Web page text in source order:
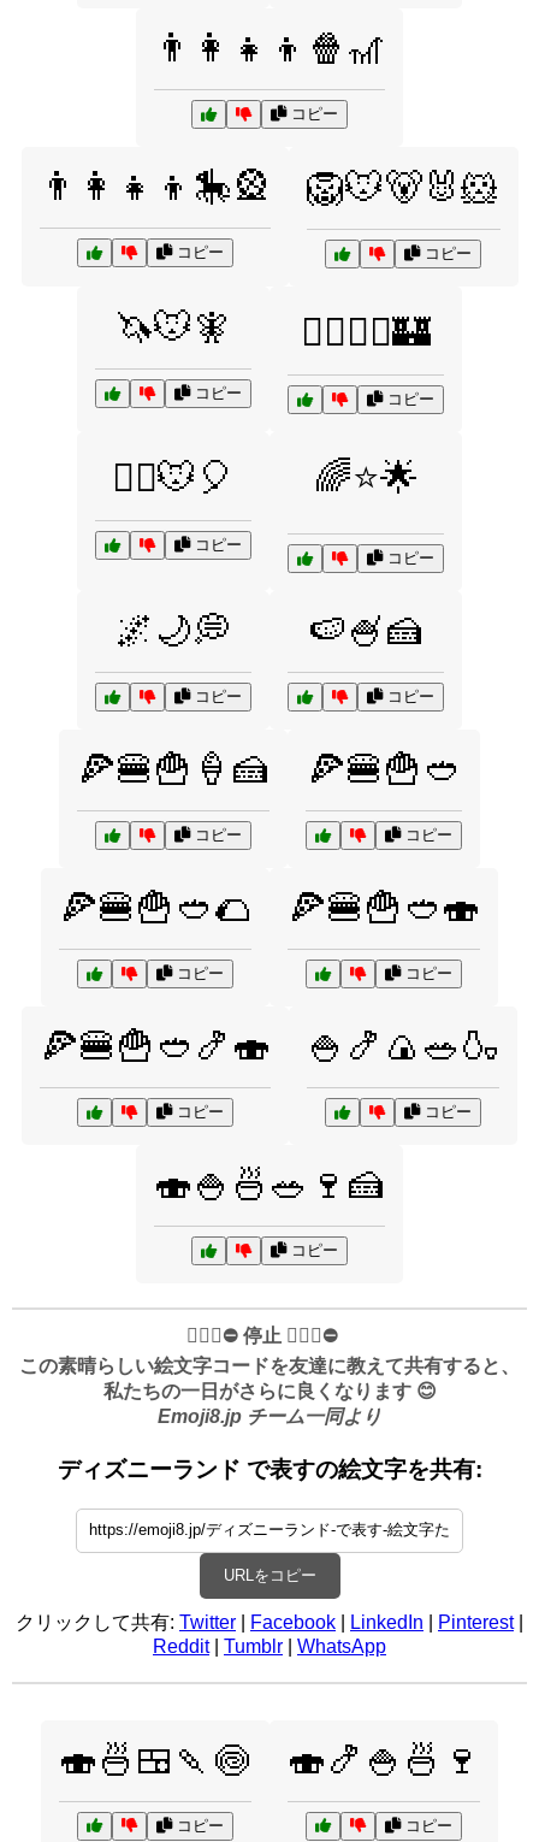
👨‍👩‍👧‍👦🍿🎢
コピー
👨‍👩‍👧‍👦🎠🎡
コピー
🦁🐭🐻🐰🐹
コピー
🦄🐭🧚
コピー
🧙‍♂️🧚‍♀️🏰
コピー
🧚‍♀️🐭🎈
コピー
🌈⭐🌟
コピー
🌌🌙💭
コピー
🍉🍧🍰
コピー
🍕🍔🍟🍦🍰
コピー
🍕🍔🍟🥙
コピー
🍕🍔🍟🥙🌮
コピー
🍕🍔🍟🥙🍣
コピー
🍕🍔🍟🥙🍤🍣
コピー
🍚🍤🍙🥗🍶
コピー
🍣🍚🍜🥗🍷🍰
コピー
✋🏻🛑⛔️ 停止 ✋🏻🛑⛔️
この素晴らしい絵文字コードを友達に教えて共有すると、
私たちの一日がさらに良くなります 😊
Emoji8.jp チーム一同より
ディズニーランド で表すの絵文字を共有:
URLをコピー
クリックして共有: Twitter Facebook LinkedIn Pinterest|
Reddit| Tumblr WhatsApp
🍣🍜🍱🍡🍥
コピー
🍣🍤🍚🍜🍷
コピー